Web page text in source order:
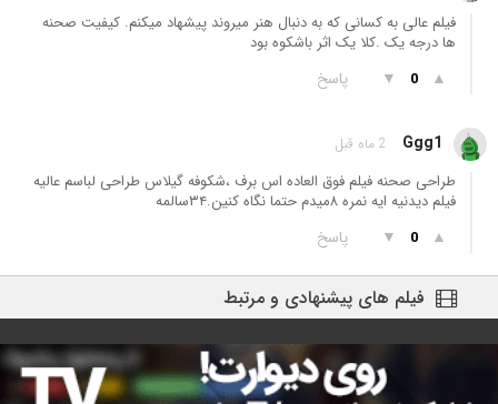
فیلم عالی به کسانی که به دنبال هنر میروند پیشهاد میکنم. کیفیت صحنه
ها درجه یک .کلا یک اثر باشکوه بود
▲
0
▼ پاسخ
Ggg1 2 ماه قبل
طراحی صحنه فیلم فوق العاده اس برف ،شکوفه گیلاس طراحی لباسم عالیه
فیلم دیدنیه ایه نمره ۸میدم حتما نگاه کنین.۳۴سالمه
▲
0
▼ پاسخ
فیلم های پیشنهادی و مرتبط